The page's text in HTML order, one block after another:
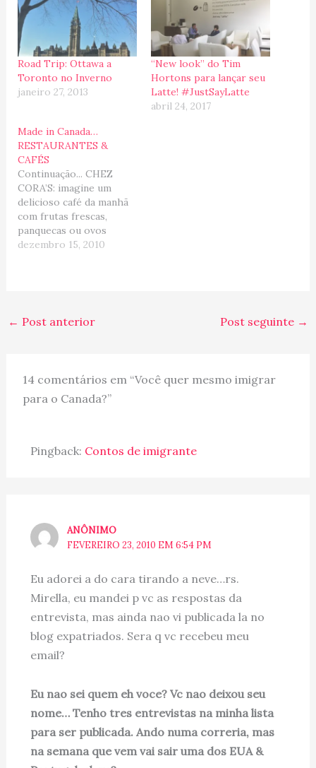
Road Trip: Ottawa a
Toronto no Inverno
janeiro 27, 2013
“New look” do Tim
Hortons para lançar seu
Latte! #JustSayLatte
abril 24, 2017
Made in Canada…
RESTAURANTES &
CAFÉS
Continuação... CHEZ
CORA’S: imagine um
delicioso café da manhã
com frutas frescas,
panquecas ou ovos
beneditinos, tudo isso
cappuccino. Esse
restaurante com cara de
conferir. 450/435-2426,
chezcora.com.
MILESTONES:…
dezembro 15, 2010
← Post anterior Post seguinte →
14 comentários em “Você quer mesmo imigrar
para o Canada?”
Pingback: Contos de imigrante
ANÔNIMO
FEVEREIRO 23, 2010 EM 6:54 PM
Eu adorei a do cara tirando a neve…rs.
Mirella, eu mandei p vc as respostas da
entrevista, mas ainda nao vi publicada la no
blog expatriados. Sera q vc recebeu meu
email?
Eu nao sei quem eh voce? Vc nao deixou seu
nome… Tenho tres entrevistas na minha lista
para ser publicada. Ando numa correria, mas
na semana que vem vai sair uma dos EUA &